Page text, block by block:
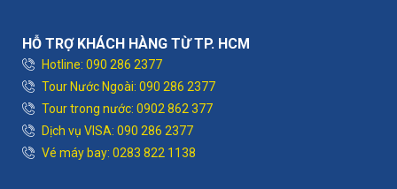
HỖ TRỢ KHÁCH HÀNG TỪ TP. HCM
Hotline: 090 286 2377
Tour Nước Ngoài: 090 286 2377
Tour trong nước: 0902 862 377
Dịch vụ VISA: 090 286 2377
Vé máy bay: 0283 822 1138